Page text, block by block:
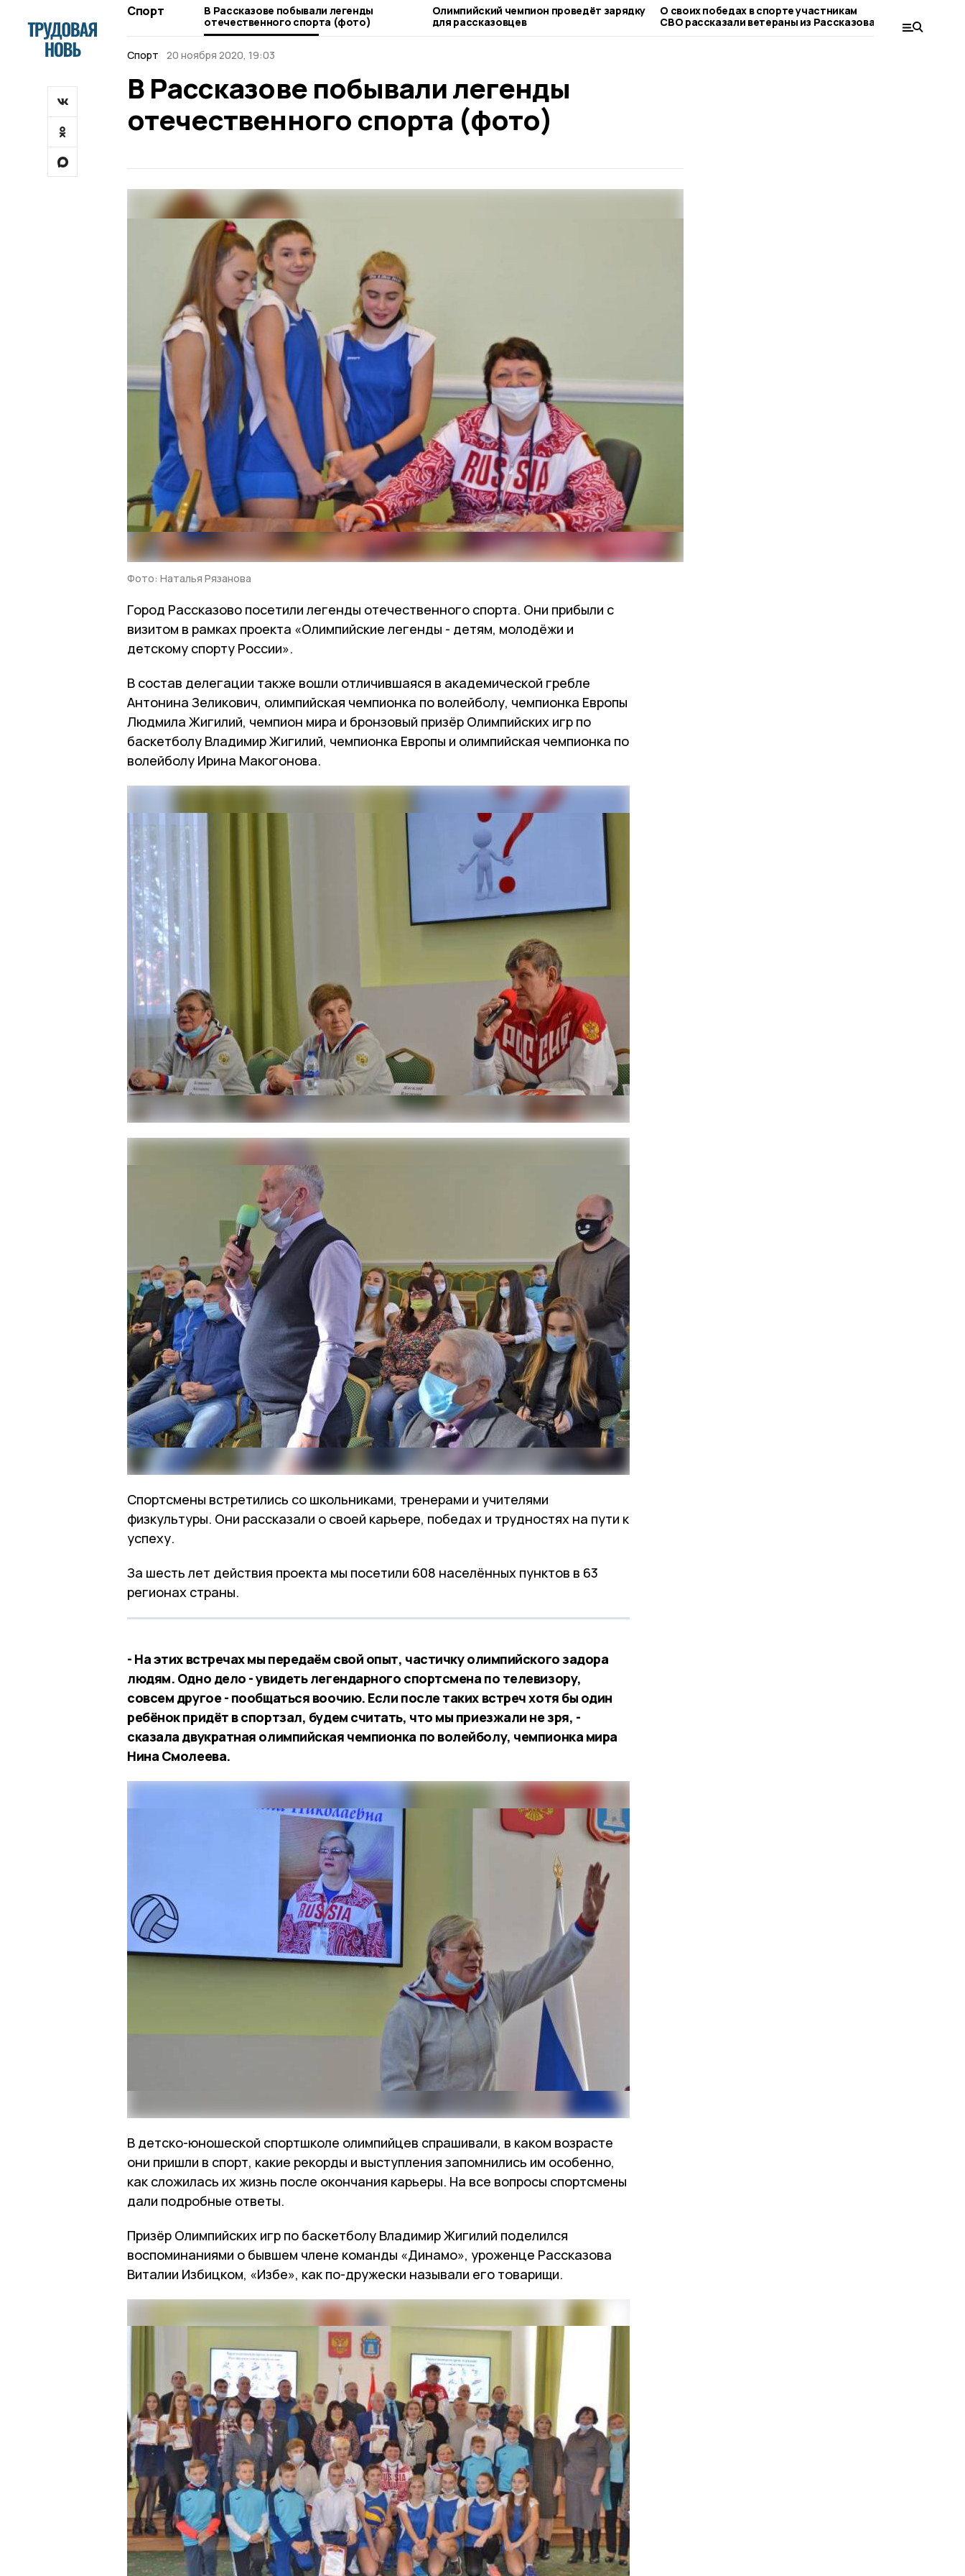
Спорт
В Рассказове побывали легенды
отечественного спорта (фото)
Олимпийский чемпион проведёт зарядку
для рассказовцев
О своих победах в спорте участникам
СВО рассказали ветераны из Рассказова
«Кожаный
футболисты
Спорт
20 ноября 2020, 19:03
В Рассказове побывали легенды
отечественного спорта (фото)
Фото: Наталья Рязанова
Город Рассказово посетили легенды отечественного спорта. Они прибыли с
визитом в рамках проекта «Олимпийские легенды - детям, молодёжи и
детскому спорту России».
В состав делегации также вошли отличившаяся в академической гребле
Антонина Зеликович, олимпийская чемпионка по волейболу, чемпионка Европы
Людмила Жигилий, чемпион мира и бронзовый призёр Олимпийских игр по
баскетболу Владимир Жигилий, чемпионка Европы и олимпийская чемпионка по
волейболу Ирина Макогонова.
Спортсмены встретились со школьниками, тренерами и учителями
физкультуры. Они рассказали о своей карьере, победах и трудностях на пути к
успеху.
За шесть лет действия проекта мы посетили 608 населённых пунктов в 63
регионах страны.
- На этих встречах мы передаём свой опыт, частичку олимпийского задора
людям. Одно дело - увидеть легендарного спортсмена по телевизору,
совсем другое - пообщаться воочию. Если после таких встреч хотя бы один
ребёнок придёт в спортзал, будем считать, что мы приезжали не зря, -
сказала двукратная олимпийская чемпионка по волейболу, чемпионка мира
Нина Смолеева.
В детско-юношеской спортшколе олимпийцев спрашивали, в каком возрасте
они пришли в спорт, какие рекорды и выступления запомнились им особенно,
как сложилась их жизнь после окончания карьеры. На все вопросы спортсмены
дали подробные ответы.
Призёр Олимпийских игр по баскетболу Владимир Жигилий поделился
воспоминаниями о бывшем члене команды «Динамо», уроженце Рассказова
Виталии Избицком, «Избе», как по-дружески называли его товарищи.